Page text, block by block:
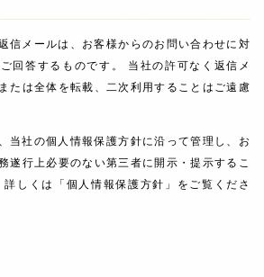
信メールは、お客様からのお問い合わせに対
回答するものです。 当社の許可なく返信メ
たは全体を転載、二次利用することはご遠慮
当社の個人情報保護方針に沿って管理し、お
遂行上必要のない第三者に開示・提示するこ
詳しくは「個人情報保護方針」をご覧くださ